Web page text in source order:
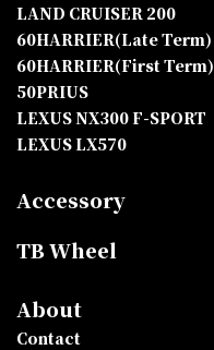
LAND CRUISER 200
60HARRIER(Late Term)
60HARRIER(First Term)
50PRIUS
LEXUS NX300 F-SPORT
LEXUS LX570
Accessory
TB Wheel
About
Contact